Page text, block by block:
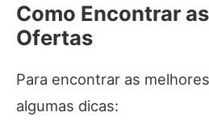
Como Encontrar
Ofertas
Para encontrar as
algumas dicas: